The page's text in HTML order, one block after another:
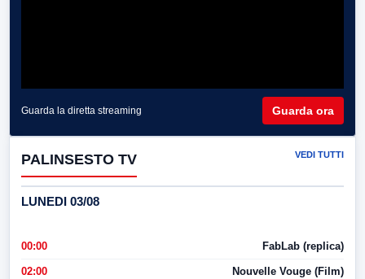
Guarda la diretta streaming Guarda ora
PALINSESTO TV VEDI TUTTI
LUNEDI 03/08
00:00 FabLab (replica)
02:00 Nouvelle Vouge (Film)